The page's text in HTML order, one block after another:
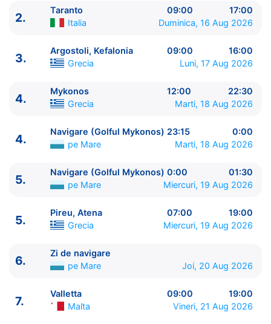
ITINERARIU
----------------------------------------
1. Catania, Sicilia Italia
Taranto Italia 09:00 - 17:00
3.
Argostoli, Kefalonia
09:00 - 16:00
4.
Navigare (Golful Mykonos) pe Mare
23:15 - 0:00
Navigare (Golful Mykonos) pe Mare 0:00 - 01:30
6.
Zi de navigare pe Mare
Valletta Malta 09:00 - 19:00
Navigare (Cel mai intunecat punct din Stramtoarea
Siciliei)
pe Mare
2.
Taranto 09:00
17:00
Italia
Duminica, 16 Aug 2026
3.
Argostoli, Kefalonia 09:00
16:00
Grecia
Luni, 17 Aug 2026
4.
Mykonos 12:00
22:30
Grecia
Marti, 18 Aug 2026
4.
Navigare (Golful Mykonos) 23:15
0:00
pe Mare
Marti, 18 Aug 2026
5.
Navigare (Golful Mykonos) 0:00
01:30
pe Mare
Miercuri, 19 Aug 2026
5.
Pireu, Atena 07:00
19:00
Grecia
Miercuri, 19 Aug 2026
6.
Zi de navigare
pe Mare
Joi, 20 Aug 2026
7.
Valletta 09:00
19:00
Malta
Vineri, 21 Aug 2026